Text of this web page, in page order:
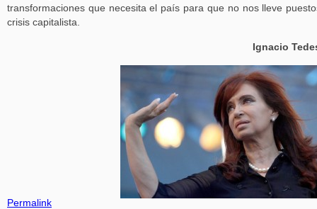
transformaciones que necesita el país para que no nos lleve
crisis capitalista.
Ignacio
Permalink